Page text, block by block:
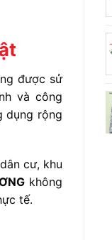
được sử
và công
dụng rộng
cư, khu
không
tế.